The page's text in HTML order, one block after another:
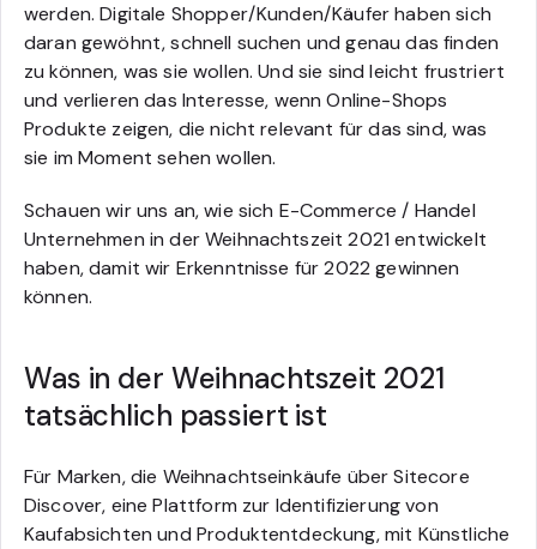
werden. Digitale Shopper/Kunden/Käufer haben sich
daran gewöhnt, schnell suchen und genau das finden
zu können, was sie wollen. Und sie sind leicht frustriert
und verlieren das Interesse, wenn Online-Shops
Produkte zeigen, die nicht relevant für das sind, was
sie im Moment sehen wollen.
Schauen wir uns an, wie sich E-Commerce / Handel
Unternehmen in der Weihnachtszeit 2021 entwickelt
haben, damit wir Erkenntnisse für 2022 gewinnen
können.
Was in der Weihnachtszeit 2021
tatsächlich passiert ist
Für Marken, die Weihnachtseinkäufe über Sitecore
Discover, eine Plattform zur Identifizierung von
Kaufabsichten und Produktentdeckung, mit Künstliche